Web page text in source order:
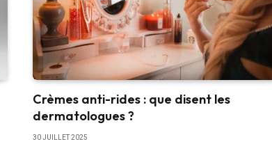
Crèmes anti-rides : que disent les
dermatologues ?
30 JUILLET 2025